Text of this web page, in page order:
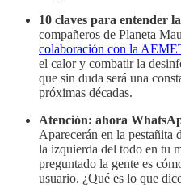
10 claves para entender
compañeros de Planeta
colaboración con la
el calor y combatir la
que sin duda será una
próximas décadas.
Atención: ahora
Aparecerán en la pestañita
la izquierda del todo en tu
preguntado la gente es
usuario. ¿Qué es lo que